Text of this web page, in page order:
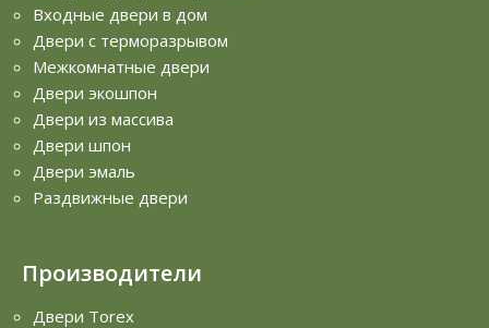
Входные двери в дом
Двери с терморазрывом
Межкомнатные двери
Двери экошпон
Двери из массива
Двери шпон
Двери эмаль
Раздвижные двери
Производители
Двери Torex